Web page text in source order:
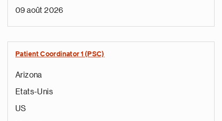
09 août 2026
Patient Coordinator 1 (PSC)
Arizona
Etats-Unis
US